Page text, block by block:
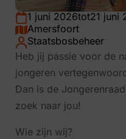
1 juni 2026tot21 juni
Amersfoort
Staatsbosbeheer
Heb jij passie voor de
jongeren
Dan is de
zoek naar jou!
Wie zijn wij?